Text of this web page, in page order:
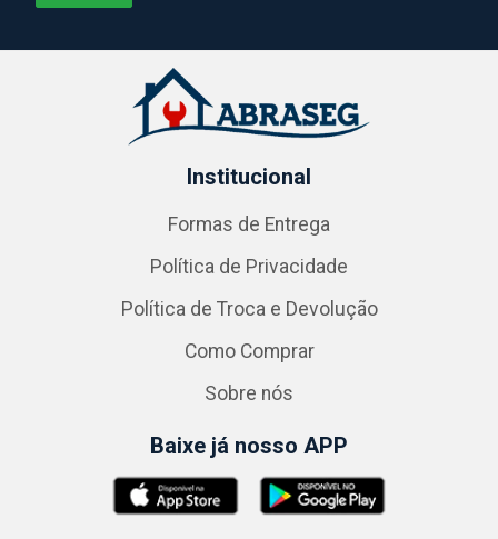
Institucional
Formas de Entrega
Política de Privacidade
Política de Troca e Devolução
Como Comprar
Sobre nós
Baixe já nosso APP